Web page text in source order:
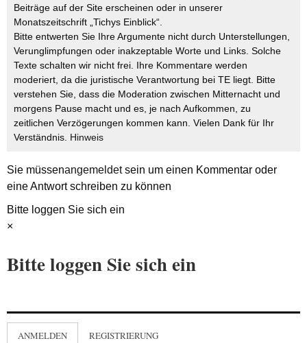
Beiträge auf der Site erscheinen oder in unserer
Monatszeitschrift „Tichys Einblick“.
Bitte entwerten Sie Ihre Argumente nicht durch Unterstellungen,
Verunglimpfungen oder inakzeptable Worte und Links. Solche
Texte schalten wir nicht frei. Ihre Kommentare werden
moderiert, da die juristische Verantwortung bei TE liegt. Bitte
verstehen Sie, dass die Moderation zwischen Mitternacht und
morgens Pause macht und es, je nach Aufkommen, zu
zeitlichen Verzögerungen kommen kann. Vielen Dank für Ihr
Verständnis. Hinweis
Sie müssenangemeldetsein um einen Kommentar oder
eine Antwort schreiben zu können
Bitte loggen Sie sich ein
×
Bitte loggen Sie sich ein
ANMELDEN REGISTRIERUNG